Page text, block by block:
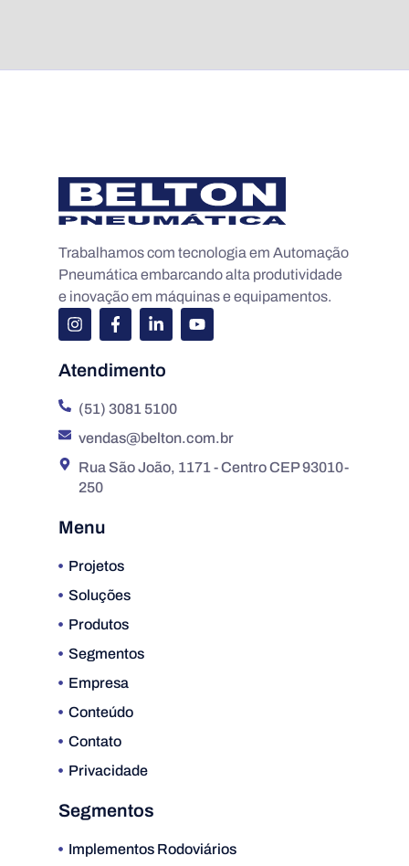
Trabalhamos com tecnologia em Automação
Pneumática embarcando alta produtividade
e inovação em máquinas e equipamentos.
Menu
Projetos
Soluções
Produtos
Segmentos
Empresa
Conteúdo
Contato
Privacidade
Segmentos
Implementos Rodoviários
Atendimento
(51) 3081 5100
vendas@belton.com.br
Rua São João, 1171 - Centro CEP 93010-
250